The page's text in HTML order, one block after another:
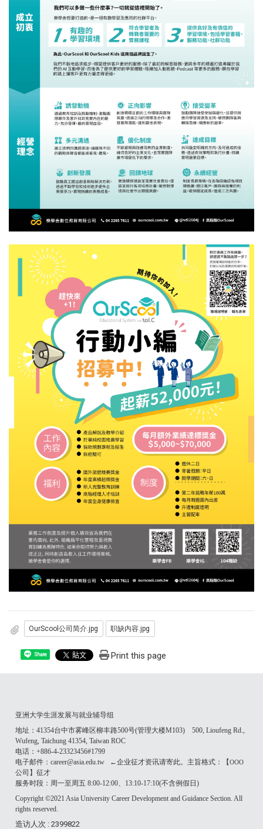
OurScool公司简介.jpg 职缺内容.jpg
Share Print this page
亚洲大学生涯发展与就业辅导组
地址：41354台中市雾峰区柳丰路500号(管理大楼M103) 500, Lioufeng Rd.,
Wufeng, Taichung 41354, Taiwan ROC
电话：+886-4-23323456#1799
电子邮件：career@asia.edu.tw ←企业征才资讯请寄此。主旨格式：【OOO
公司】征才
服务时段：周一至周五 8:00-12:00、13:10-17:10(不含例假日)
Copyright ©2021 Asia University Career Development and Guidance Section. All
rights reserved.
造访人次 : 2399822